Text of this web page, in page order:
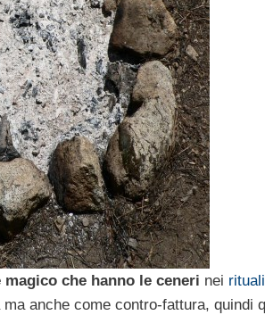
magico che hanno le ceneri nei rituali
anche come contro-fattura, quindi